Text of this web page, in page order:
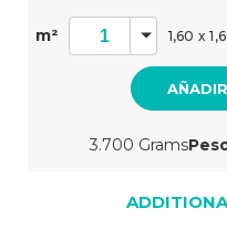
m² 1,60 x
3.700 Grams